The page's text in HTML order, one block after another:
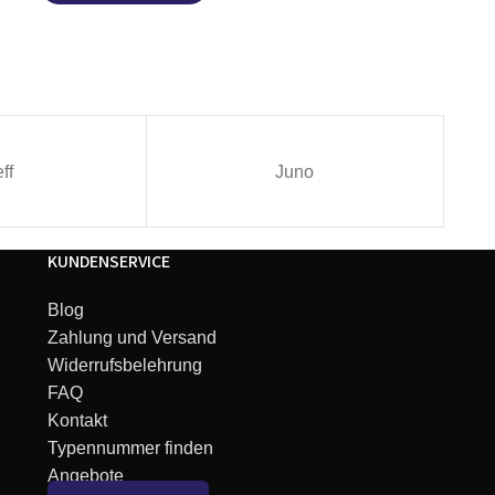
Juno
KUNDENSERVICE
Blog
Zahlung und Versand
Widerrufsbelehrung
FAQ
Kontakt
Typennummer finden
Angebote